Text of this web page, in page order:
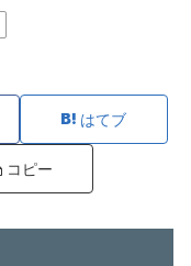
はてブ
コピー